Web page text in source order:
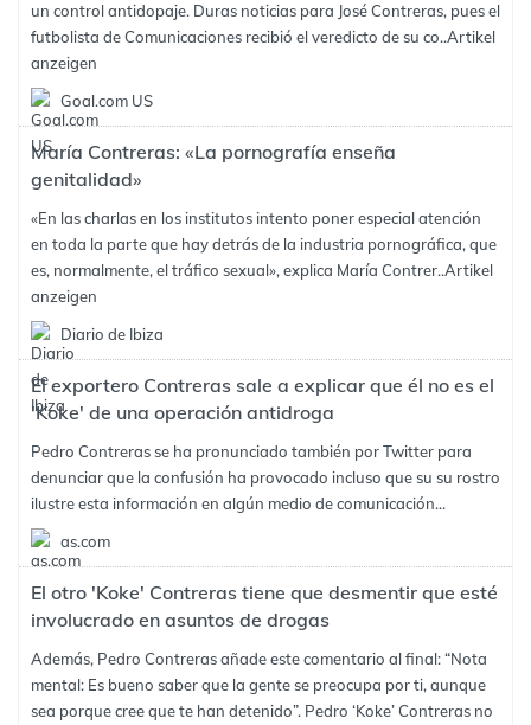
un control antidopaje. Duras noticias para José Contreras, pues el
futbolista de Comunicaciones recibió el veredicto de su co..Artikel
anzeigen
Goal.com US
María Contreras: «La pornografía enseña
genitalidad»
«En las charlas en los institutos intento poner especial atención
en toda la parte que hay detrás de la industria pornográfica, que
es, normalmente, el tráfico sexual», explica María Contrer..Artikel
anzeigen
Diario de Ibiza
El exportero Contreras sale a explicar que él no es el
'Koke' de una operación antidroga
Pedro Contreras se ha pronunciado también por Twitter para
denunciar que la confusión ha provocado incluso que su su rostro
ilustre esta información en algún medio de comunicación...
as.com
El otro 'Koke' Contreras tiene que desmentir que esté
involucrado en asuntos de drogas
Además, Pedro Contreras añade este comentario al final: “Nota
mental: Es bueno saber que la gente se preocupa por ti, aunque
sea porque cree que te han detenido”. Pedro ‘Koke’ Contreras no